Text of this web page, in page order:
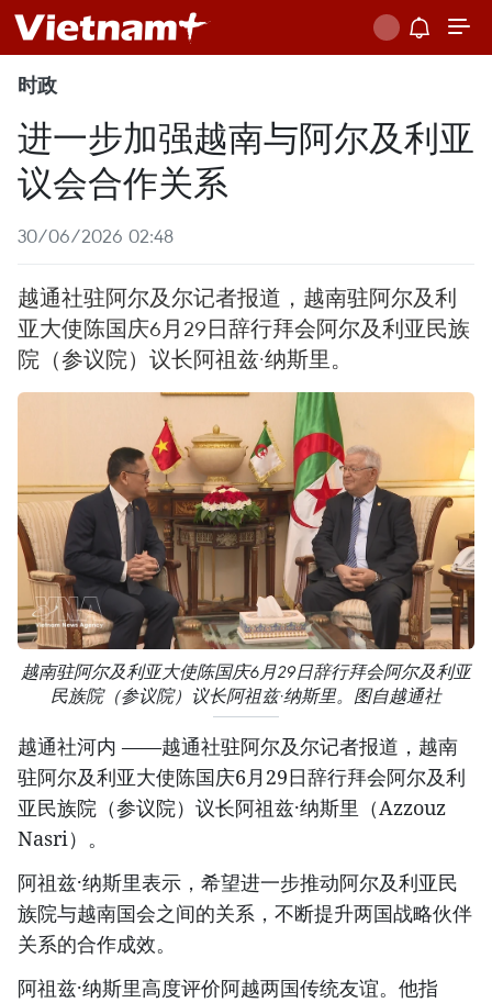
时政
进一步加强越南与阿尔及利亚
议会合作关系
30/06/2026 02:48
越通社驻阿尔及尔记者报道，越南驻阿尔及利
亚大使陈国庆6月29日辞行拜会阿尔及利亚民族
院（参议院）议长阿祖兹·纳斯里。
越南驻阿尔及利亚大使陈国庆6月29日辞行拜会阿尔及利亚
民族院（参议院）议长阿祖兹·纳斯里。图自越通社
​越通社河内 ——越通社驻阿尔及尔记者报道，越南
驻阿尔及利亚大使陈国庆6月29日辞行拜会阿尔及利
亚民族院（参议院）议长阿祖兹·纳斯里（Azzouz
Nasri）。
​阿祖兹·纳斯里表示，希望进一步推动阿尔及利亚民
族院与越南国会之间的关系，不断提升两国战略伙伴
关系的合作成效。
阿祖兹·纳斯里高度评价阿越两国传统友谊。他指